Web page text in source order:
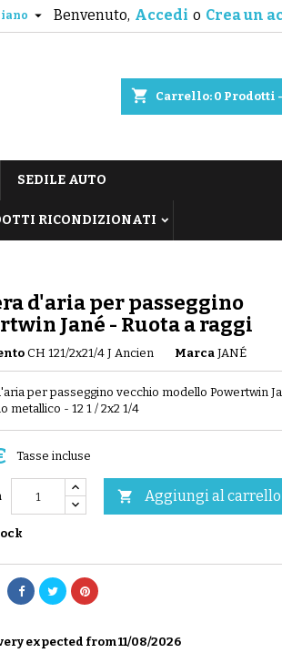
Benvenuto, Accedi o Crea un

shopping_cart Carrello: 0 Prodotti -
SEDILE AUTO
RICONDIZIONATI
d'aria per passeggino
Jané - Ruota a raggi
CH 121/2x21/4 J Ancien Marca JANÉ
per passeggino vecchio modello Powertwin
metallico - 12 1 / 2x2 1/4
Tasse incluse
 Aggiungi al carrello
expected from 11/08/2026